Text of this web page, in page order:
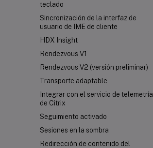
teclado
Sincronización de la interfaz de
usuario de IME de cliente
HDX Insight
Rendezvous V1
Rendezvous V2 (versión preliminar)
Transporte adaptable
Integrar con el servicio de telemetría
de Citrix
Seguimiento activado
Sesiones en la sombra
Redirección de contenido del